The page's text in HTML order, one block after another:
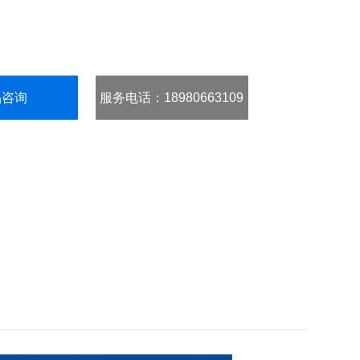
询 服务电话 ：18980663109